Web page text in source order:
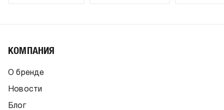
КОМПАНИЯ
О бренде
Новости
Блог